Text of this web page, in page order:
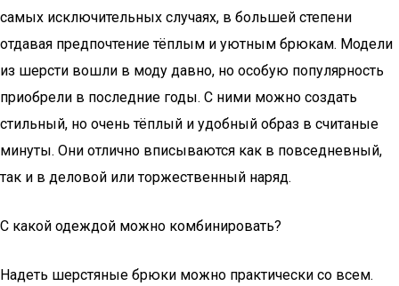
самых исключительных случаях, в большей степени
отдавая предпочтение тёплым и уютным брюкам. Модели
из шерсти вошли в моду давно, но особую популярность
приобрели в последние годы. С ними можно создать
стильный, но очень тёплый и удобный образ в считаные
минуты. Они отлично вписываются как в повседневный,
так и в деловой или торжественный наряд.
С какой одеждой можно комбинировать?
Надеть шерстяные брюки можно практически со всем.